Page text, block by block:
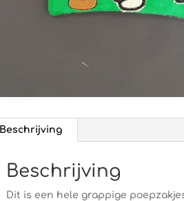
Beschrijving
Beschrijving
Dit is een hele grappige